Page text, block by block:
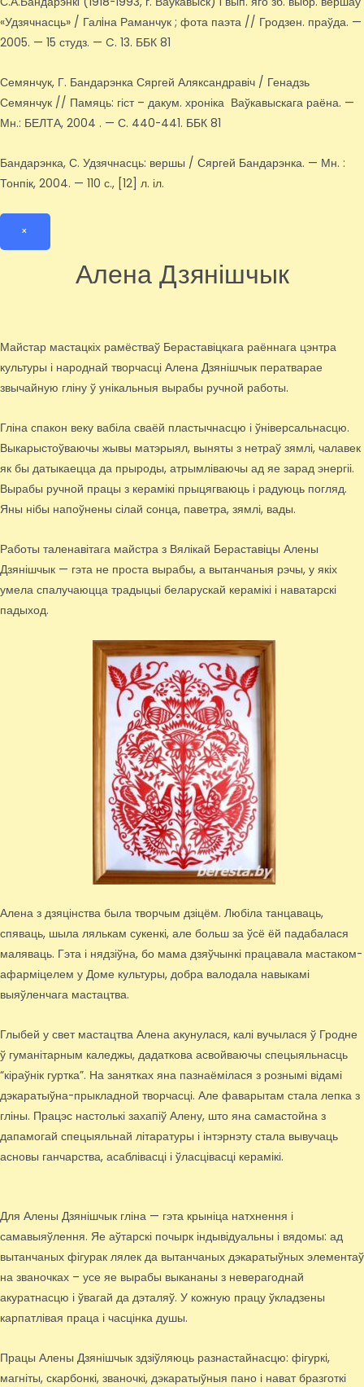
«Удзячнасць» / Галiна Раманчук ; фота паэта // Гродзен. праўда. —
2005. — 15 студз. — C. 13. ББК 81
Семянчук, Г. Бандарэнка Сяргей Аляксандравіч / Генадзь
Семянчук // Памяць: гіст – дакум. хроніка Ваўкавыскага раёна. —
Мн.: БЕЛТА, 2004 . — С. 440-441. ББК 81
Бандарэнка, С. Удзячнасць: вершы / Сяргей Бандарэнка. — Мн. :
Тонпік, 2004. — 110 с., [12] л. іл.
×
Алена Дзянішчык
Майстар мастацкіх рамёстваў Бераставіцкага раённага цэнтра
культуры і народнай творчасці Алена Дзянішчык ператварае
звычайную гліну ў унікальныя вырабы ручной работы.
Гліна спакон веку вабіла сваёй пластычнасцю і ўніверсальнасцю.
Выкарыстоўваючы жывы матэрыял, выняты з нетраў зямлі, чалавек
як бы датыкаецца да прыроды, атрымліваючы ад яе зарад энергіі.
Вырабы ручной працы з керамікі прыцягваюць і радуюць погляд.
Яны нібы напоўнены сілай сонца, паветра, зямлі, вады.
Работы таленавітага майстра з Вялікай Бераставіцы Алены
Дзянішчык — гэта не проста вырабы, а вытанчаныя рэчы, у якіх
умела спалучаюцца традыцыі беларускай керамікі і наватарскі
падыход.
Алена з дзяцінства была творчым дзіцём. Любіла танцаваць,
спяваць, шыла лялькам сукенкі, але больш за ўсё ёй падабалася
маляваць. Гэта і нядзіўна, бо мама дзяўчынкі працавала мастаком-
афарміцелем у Доме культуры, добра валодала навыкамі
выяўленчага мастацтва.
Глыбей у свет мастацтва Алена акунулася, калі вучылася ў Гродне
ў гуманітарным каледжы, дадаткова асвойваючы спецыяльнасць
“кіраўнік гуртка”. На занятках яна пазнаёмілася з рознымі відамі
дэкаратыўна-прыкладной творчасці. Але фаварытам стала лепка з
гліны. Працэс настолькі захапіў Алену, што яна самастойна з
дапамогай спецыяльнай літаратуры і інтэрнэту стала вывучаць
асновы ганчарства, асаблівасці і ўласцівасці керамікі.
Для Алены Дзянішчык гліна — гэта крыніца натхнення і
самавыяўлення. Яе аўтарскі почырк індывідуальны і вядомы: ад
вытанчаных фігурак лялек да вытанчаных дэкаратыўных элементаў
на званочках – усе яе вырабы выкананы з неверагоднай
акуратнасцю і ўвагай да дэталяў. У кожную працу ўкладзены
карпатлівая праца і часцінка душы.
Працы Алены Дзянішчык здзіўляюць разнастайнасцю: фігуркі,
магніты, скарбонкі, званочкі, дэкаратыўныя пано і нават бразготкі